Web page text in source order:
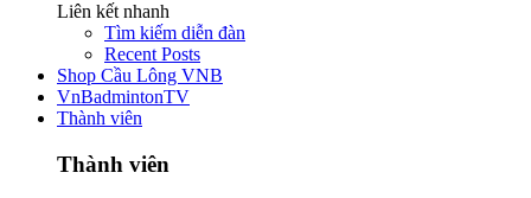
Liên kết nhanh
Tìm kiếm diễn đàn
Recent Posts
Shop Cầu Lông VNB
VnBadmintonTV
Thành viên
Thành viên